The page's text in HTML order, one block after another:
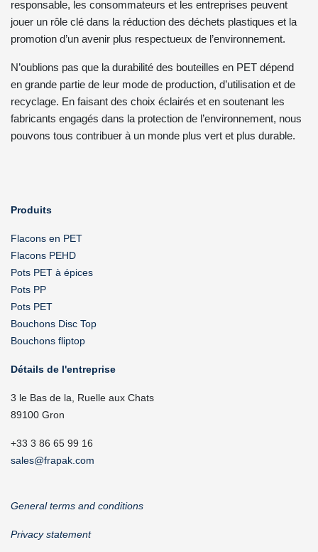
responsable, les consommateurs et les entreprises peuvent
jouer un rôle clé dans la réduction des déchets plastiques et la
promotion d’un avenir plus respectueux de l’environnement.
N’oublions pas que la durabilité des bouteilles en PET dépend
en grande partie de leur mode de production, d’utilisation et de
recyclage. En faisant des choix éclairés et en soutenant les
fabricants engagés dans la protection de l’environnement, nous
pouvons tous contribuer à un monde plus vert et plus durable.
Produits
Flacons en PET
Flacons PEHD
Pots PET à épices
Pots PP
Pots PET
Bouchons Disc Top
Bouchons fliptop
Détails de l'entreprise
3 le Bas de la, Ruelle aux Chats
89100 Gron
+33 3 86 65 99 16
sales@frapak.com
General terms and conditions
Privacy statement